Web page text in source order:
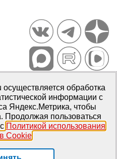
PsyJournals.ru, 2007–2026
Эл № ФС77-66447 от 14 июля
обработка
информации с
Яндекс.Метрика, чтобы
Продолжая пользоваться
Политикой использования
Cookie.